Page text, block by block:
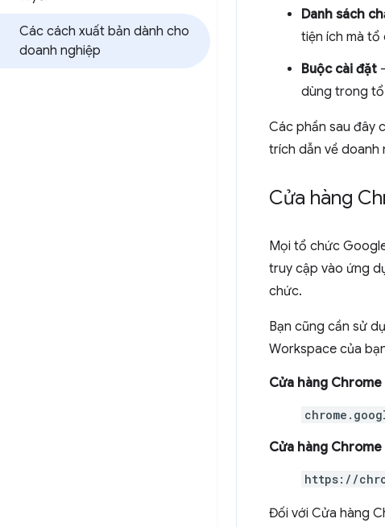
Các cách xuất bản dành cho
doanh nghiệp
Danh sách
tiện ích mà
Buộc cài đặt
dùng trong tổ
Các phần sau đây
trích dẫn về doanh
Cửa hàng
Mọi tổ chức
truy cập vào ứng
chức.
Bạn cũng cần sử
Workspace của
Cửa hàng
Cửa hàng
https://
Đối với Cửa hàng